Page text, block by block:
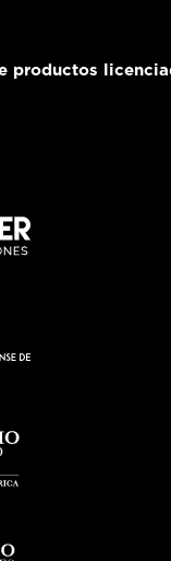
productos